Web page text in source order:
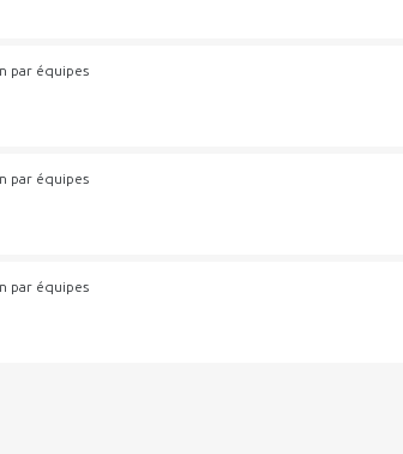
par équipes
par équipes
par équipes